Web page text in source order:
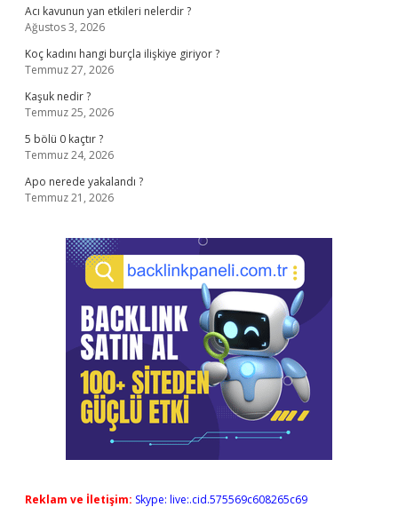
Acı kavunun yan etkileri nelerdir ?
Ağustos 3, 2026
Koç kadını hangi burçla ilişkiye giriyor ?
Temmuz 27, 2026
Kaşuk nedir ?
Temmuz 25, 2026
5 bölü 0 kaçtır ?
Temmuz 24, 2026
Apo nerede yakalandı ?
Temmuz 21, 2026
Reklam ve İletişim: Skype: live:.cid.575569c608265c69